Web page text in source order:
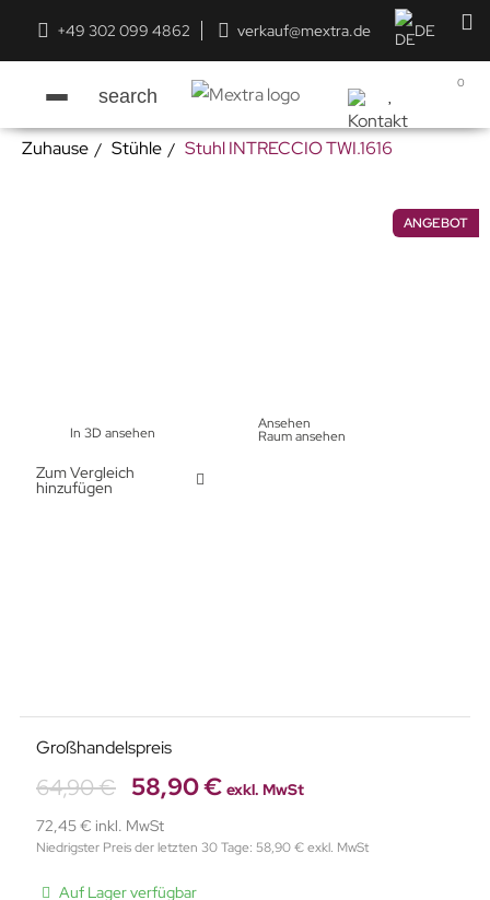
+49 302 099 4862 verkauf@mextra.de DE
search
0
Zuhause Stühle Stuhl INTRECCIO TWI.1616
In 3D ansehen
Ansehen
Raum ansehen
Zum Vergleich
hinzufügen
Großhandelspreis
64,90 € 58,90 € exkl. MwSt
72,45 € inkl. MwSt
ANGEBOT
Niedrigster Preis der letzten 30 Tage: 58,90 € exkl. MwSt
Auf Lager verfügbar